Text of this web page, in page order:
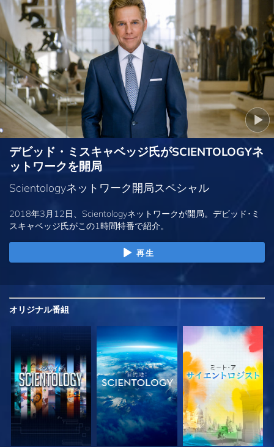
デビッド・ミスキャベッジ氏がSCIENTOLOGYネ
ットワークを開局
Scientologyネットワーク開局スペシャル
2018年3月12日、Scientologyネットワークが開局。デビッド･ミ
スキャベッジ氏がこの1時間特番で紹介。
再生
オリジナル番組